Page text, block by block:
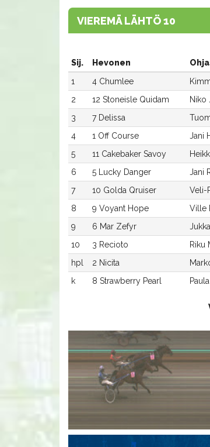
VIEREMÄ LÄHTÖ 10
Sij. Hevonen
1
4 Chumlee
2
12 Stoneisle Quidam Niko
3
7 Delissa
4
1 Off Course Jani
5
11 Cakebaker Savoy
6
5 Lucky Danger Jani
7
10 Golda Qruiser Veli-
8
9 Voyant Hope Ville
9
6 Mar Zefyr
10
3 Recioto Riku
hpl
2 Nicita
k
8 Strawberry Pearl